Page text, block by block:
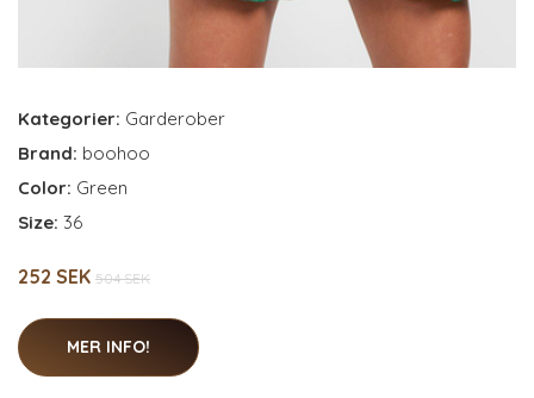
Kategorier: Garderober
Brand: boohoo
Color: Green
Size: 36
252 SEK 504 SEK
MER INFO!